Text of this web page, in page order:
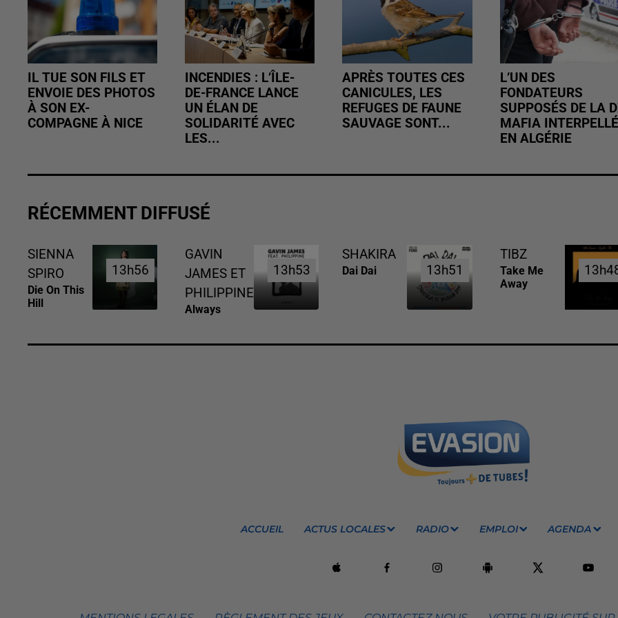
IL TUE SON FILS ET
ENVOIE DES PHOTOS
À SON EX-
COMPAGNE À NICE
INCENDIES : L’ÎLE-
DE-FRANCE LANCE
UN ÉLAN DE
SOLIDARITÉ AVEC
LES...
APRÈS TOUTES CES
CANICULES, LES
REFUGES DE FAUNE
SAUVAGE SONT...
L’UN DES
FONDATEURS
SUPPOSÉS DE LA
MAFIA INTERPELLÉ
EN ALGÉRIE
RÉCEMMENT DIFFUSÉ
SIENNA
SPIRO
Die On This
Hill
13h56
13h56
GAVIN
JAMES ET
PHILIPPINE
Always
13h53
13h53
SHAKIRA
Dai Dai 13h51
13h51
TIBZ
Take Me
Away
ACCUEIL ACTUS LOCALES RADIO EMPLOI AGENDA